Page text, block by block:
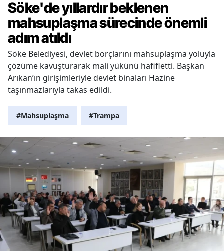
Söke'de yıllardır beklenen
mahsuplaşma sürecinde önemli
adım atıldı
Söke Belediyesi, devlet borçlarını mahsuplaşma yoluyla
çözüme kavuşturarak mali yükünü hafifletti. Başkan
Arıkan’ın girişimleriyle devlet binaları Hazine
taşınmazlarıyla takas edildi.
#Mahsuplaşma #Trampa